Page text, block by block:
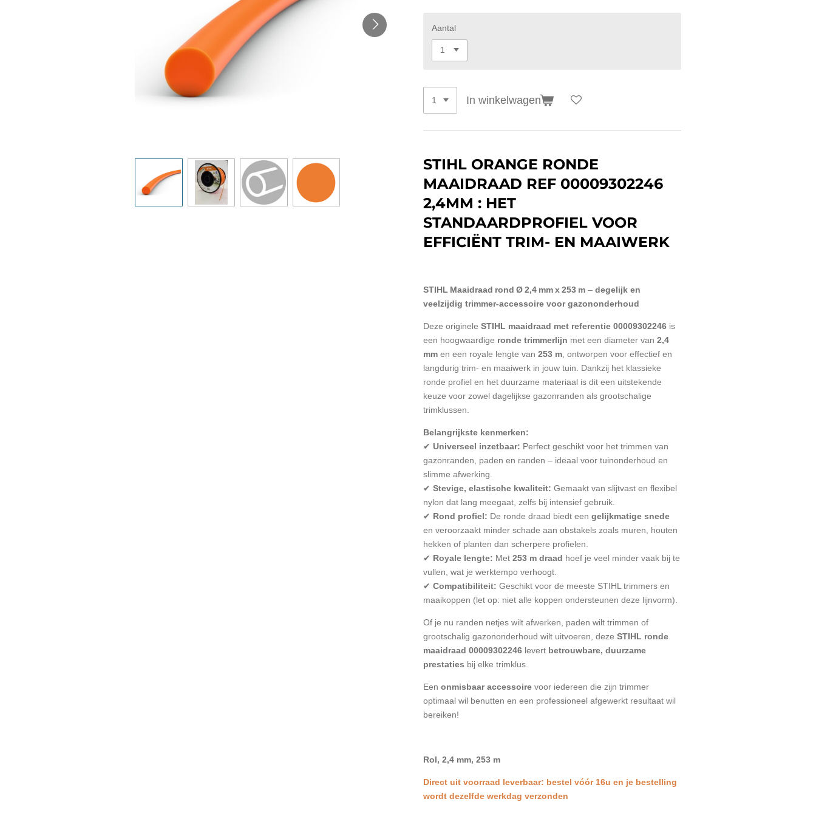
Aantal
In winkelwagen
STIHL ORANGE RONDE
MAAIDRAAD REF 00009302246
2,4MM : HET
STANDAARDPROFIEL VOOR
EFFICIËNT TRIM- EN MAAIWERK
STIHL Maaidraad rond Ø 2,4 mm x 253 m – degelijk en
veelzijdig trimmer-accessoire voor gazononderhoud
Deze originele STIHL maaidraad met referentie 00009302246 is
een hoogwaardige ronde trimmerlijn met een diameter van 2,4
mm en een royale lengte van 253 m , ontworpen voor effectief en
langdurig trim- en maaiwerk in jouw tuin. Dankzij het klassieke
ronde profiel en het duurzame materiaal is dit een uitstekende
keuze voor zowel dagelijkse gazonranden als grootschalige
trimklussen.
Belangrijkste kenmerken:
✔ Universeel inzetbaar: Perfect geschikt voor het trimmen van
gazonranden, paden en randen – ideaal voor tuinonderhoud en
slimme afwerking.
✔ Stevige, elastische kwaliteit: Gemaakt van slijtvast en flexibel
nylon dat lang meegaat, zelfs bij intensief gebruik.
✔ Rond profiel: De ronde draad biedt een gelijkmatige snede
en veroorzaakt minder schade aan obstakels zoals muren, houten
hekken of planten dan scherpere profielen.
✔ Royale lengte: Met 253 m draad hoef je veel minder vaak bij te
vullen, wat je werktempo verhoogt.
✔ Compatibiliteit: Geschikt voor de meeste STIHL trimmers en
maaikoppen (let op: niet alle koppen ondersteunen deze lijnvorm).
Of je nu randen netjes wilt afwerken, paden wilt trimmen of
grootschalig gazononderhoud wilt uitvoeren, deze STIHL ronde
maaidraad 00009302246 levert betrouwbare, duurzame
prestaties bij elke trimklus.
Een onmisbaar accessoire voor iedereen die zijn trimmer
optimaal wil benutten en een professioneel afgewerkt resultaat wil
bereiken!
Rol, 2,4 mm, 253 m
Direct uit voorraad leverbaar: bestel vóór 16u en je bestelling
wordt dezelfde werkdag verzonden